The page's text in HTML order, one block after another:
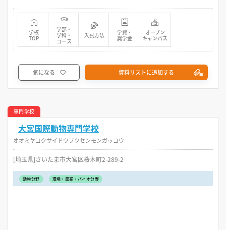
学校
TOP
学部・
学科・
コース
入試方法
学費・
奨学金
オープン
キャンパス
気になる 資料リストに追加する
専門学校
大宮国際動物専門学校
オオミヤコクサイドウブツセンモンガッコウ
[埼玉県]さいたま市大宮区桜木町2-289-2
動物分野 環境・農業・バイオ分野